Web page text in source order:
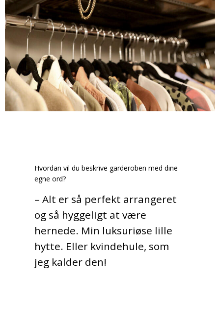
Hvordan vil du beskrive garderoben med dine
egne ord?
– Alt er så perfekt arrangeret
og så hyggeligt at være
hernede. Min luksuriøse lille
hytte. Eller kvindehule, som
jeg kalder den!